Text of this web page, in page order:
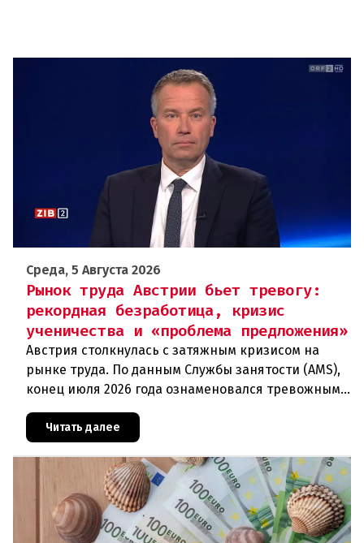
Среда, 5 Августа 2026
Рынок труда Австрии бьет тревогу:
рекордная безработица, кризис
ученичества и «проблема предложения»
Австрия столкнулась с затяжным кризисом на
рынке труда. По данным Службы занятости (AMS),
конец июля 2026 года ознаменовался тревожными
зарегистрированы как безрабо
Читать далее